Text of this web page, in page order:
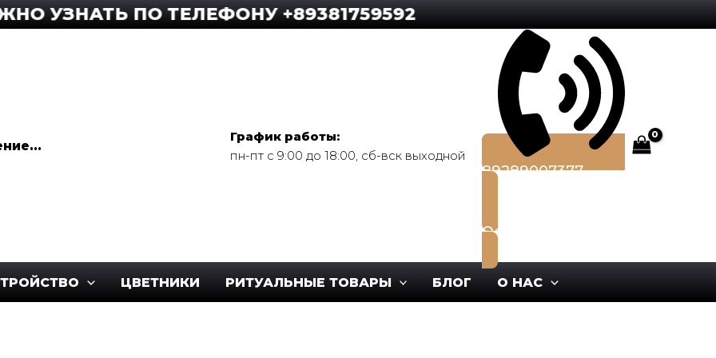
ПО ТЕЛЕФОНУ +89381759592
График работы:
пн-пт с 9:00 до 18:00, сб-вск выходной
89289007377
Оставить заявку
ЦВЕТНИКИ РИТУАЛЬНЫЕ ТОВАРЫ БЛОГ О НАС